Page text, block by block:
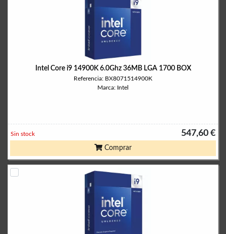
Intel Core i9 14900K 6.0Ghz 36MB LGA 1700 BOX
Referencia: BX8071514900K
Marca: Intel
547,60 €
Sin stock
Comprar